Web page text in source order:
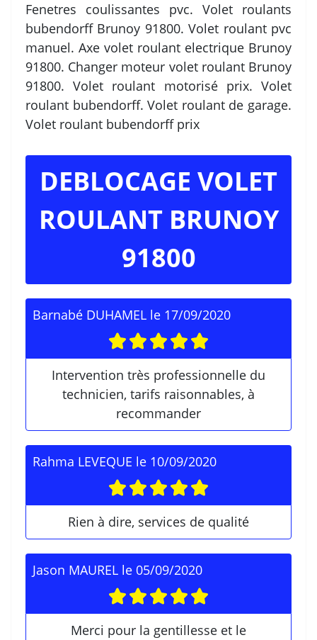
Fenetres coulissantes pvc. Volet roulants
bubendorff Brunoy 91800. Volet roulant pvc
manuel. Axe volet roulant electrique Brunoy
91800. Changer moteur volet roulant Brunoy
91800. Volet roulant motorisé prix. Volet
roulant bubendorff. Volet roulant de garage.
Volet roulant bubendorff prix
DEBLOCAGE VOLET
ROULANT BRUNOY
91800
Barnabé DUHAMEL le 17/09/2020
Intervention très professionnelle du
technicien, tarifs raisonnables, à
recommander
Rahma LEVEQUE le 10/09/2020
Rien à dire, services de qualité
Jason MAUREL le 05/09/2020
Merci pour la gentillesse et le